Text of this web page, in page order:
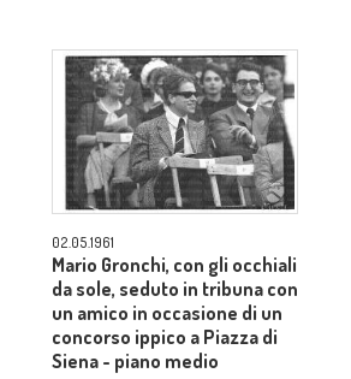
02.05.1961
Mario Gronchi, con gli occhiali
da sole, seduto in tribuna con
un amico in occasione di un
concorso ippico a Piazza di
Siena - piano medio